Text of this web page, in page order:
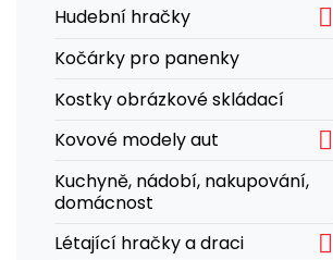
Hudební hračky

Kočárky pro panenky
Kostky obrázkové skládací
Kovové modely aut

Kuchyně, nádobí, nakupování,
domácnost
Létající hračky a draci
